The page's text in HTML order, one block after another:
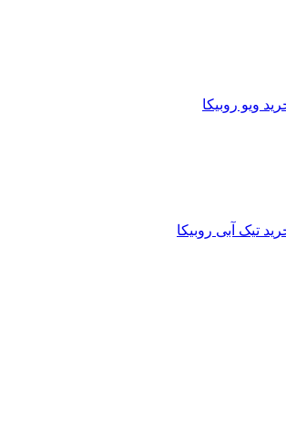
ویو روبیکا
تیک آبی روبیکا